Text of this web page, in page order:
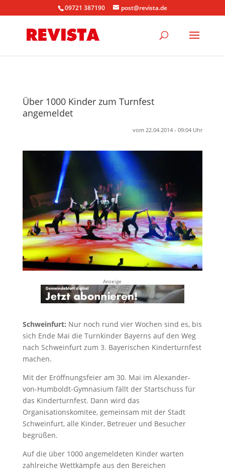
09721 387190 post@revista.de
Über 1000 Kinder zum Turnfest
angemeldet
vom 22.04.2014 - 09:04 Uhr
Anzeige
Schweinfurt: Nur noch rund vier Wochen sind es, bis
sich Ende Mai die Turnkinder Bayerns auf den Weg
nach Schweinfurt zum 3. Bayerischen Kinderturnfest
machen.
Mit der Eröffnungsfeier am 30. Mai im Alexander-
von-Humboldt-Gymnasium fällt der Startschuss für
das Kinderturnfest. Dann wird das
Organisationskomitee, gemeinsam mit der Stadt
Schweinfurt, alle Kinder, Betreuer und Besucher
begrüßen.
Auf die über 1000 angemeldeten Kinder warten
zahlreiche Wettkämpfe aus den Bereichen